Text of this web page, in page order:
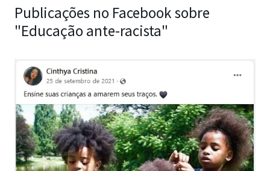
Publicações no Facebook sobre
"Educação ante-racista"